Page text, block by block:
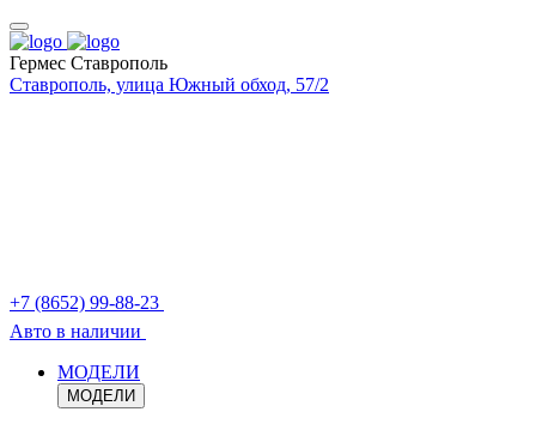
Гермес Ставрополь
Ставрополь, улица Южный обход, 57/2
+7 (8652) 99-88-23
Авто в наличии
МОДЕЛИ
МОДЕЛИ